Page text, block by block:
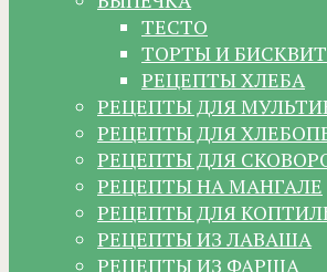
ТЕСТО
ТОРТЫ И
РЕЦЕПТЫ ХЛЕБА
РЕЦЕПТЫ ДЛЯ
РЕЦЕПТЫ ДЛЯ
РЕЦЕПТЫ ДЛЯ
РЕЦЕПТЫ НА МАНГАЛЕ
РЕЦЕПТЫ ДЛЯ
РЕЦЕПТЫ ИЗ ЛАВАША
РЕЦЕПТЫ ИЗ ФАРША